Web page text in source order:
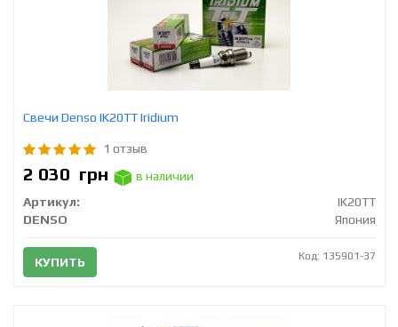
Свечи Densо IK20TT Iridium
1 отзыв
2 030 грн
в наличии
Артикул:
IK20TT
DENSO
Япония
КУПИТЬ Код: 135901-37